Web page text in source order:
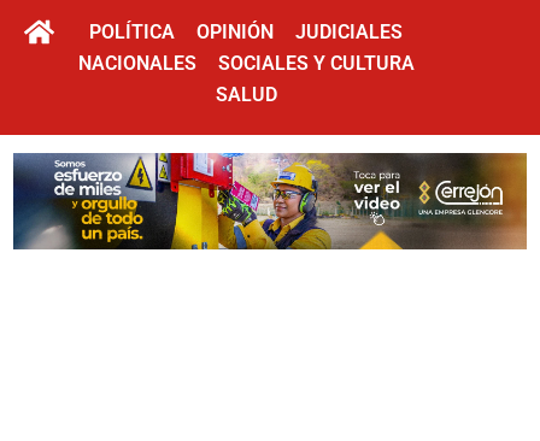
POLÍTICA OPINIÓN
JUDICIALES
NACIONALES
SOCIALES Y CULTURA
SALUD